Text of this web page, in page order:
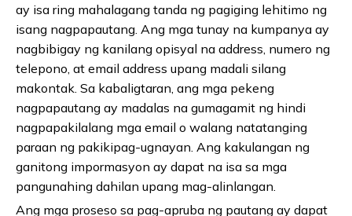
ay isa ring mahalagang tanda ng pagiging lehitimo ng
isang nagpapautang. Ang mga tunay na kumpanya ay
nagbibigay ng kanilang opisyal na address, numero ng
telepono, at email address upang madali silang
makontak. Sa kabaligtaran, ang mga pekeng
nagpapautang ay madalas na gumagamit ng hindi
nagpapakilalang mga email o walang natatanging
paraan ng pakikipag-ugnayan. Ang kakulangan ng
ganitong impormasyon ay dapat na isa sa mga
pangunahing dahilan upang mag-alinlangan.
Ang mga proseso sa pag-apruba ng pautang ay dapat